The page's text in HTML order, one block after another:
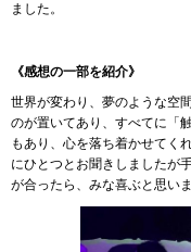
ました。
《感想の一部を紹介》
世界が変わり、夢のような空
のが置いてあり、すべてに「
もあり、心を落ち着かせてく
にひとつとお聞きしましたが
が合ったら、みな喜ぶと思い